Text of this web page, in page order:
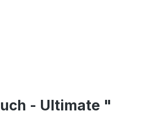
- Ultimate "